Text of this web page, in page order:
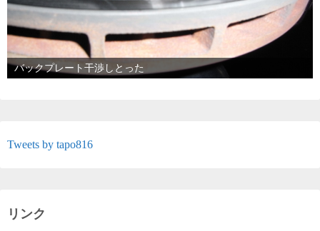
バックプレート干渉しとった
Tweets by tapo816
リンク